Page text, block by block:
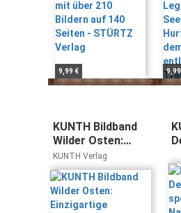
9,99 €
KUNTH Bildband
Wilder Osten:
Einzigartige
Naturlandschaften
von Albanien bis
Usbekistan
KUNTH Verlag